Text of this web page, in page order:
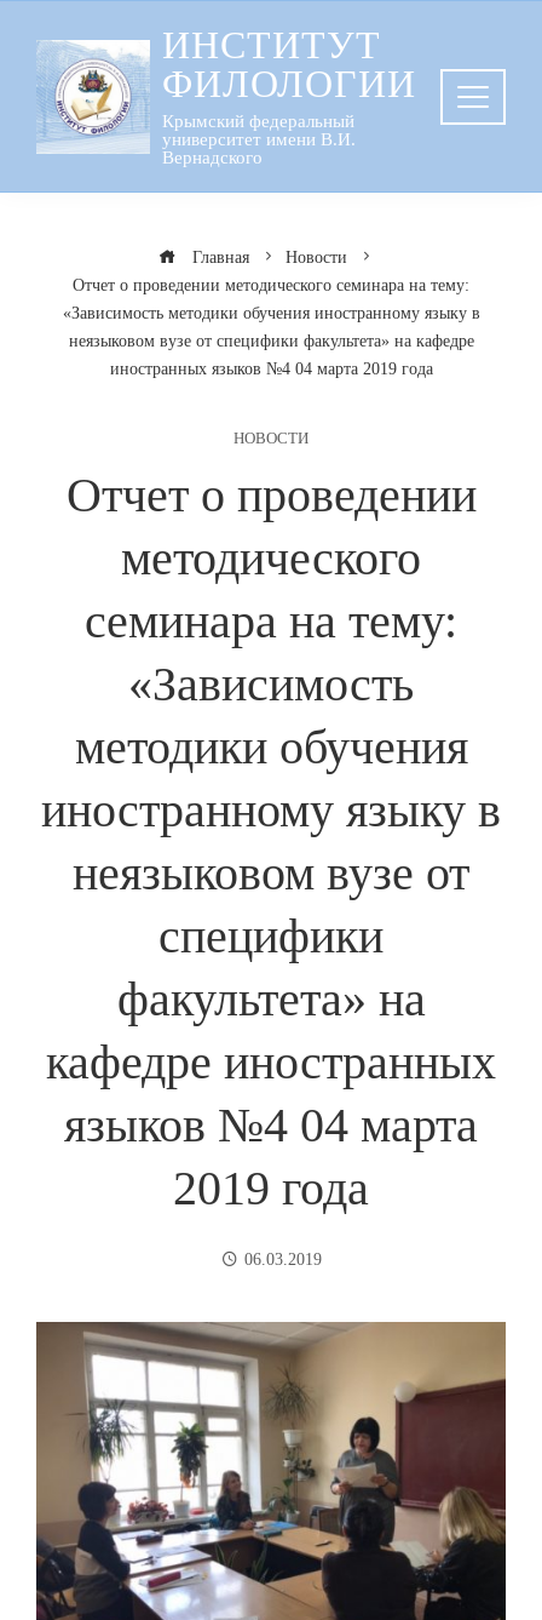
содержанию
ИНСТИТУТ
ФИЛОЛОГИИ
Крымский федеральный
университет имени В.И.
Вернадского
Главная
Новости
Отчет о проведении методического семинара на тему:
«Зависимость методики обучения иностранному языку в
неязыковом вузе от специфики факультета» на кафедре
иностранных языков №4 04 марта 2019 года
НОВОСТИ
Отчет о проведении
методического
семинара на тему:
«Зависимость
методики обучения
иностранному языку в
неязыковом вузе от
специфики
факультета» на
кафедре иностранных
языков №4 04 марта
2019 года
06.03.2019